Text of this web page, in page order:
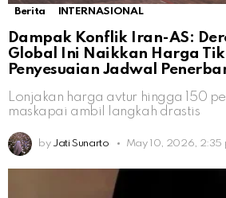
Berita INTERNASIONAL
Dampak Konflik Iran-AS:
Global Ini Naikkan Harga
Penyesuaian Jadwal
Lonjakan harga avtur hingga 150
maskapai ambil langkah drastis
by Jati Sunarto May 10, 2026, 2:35